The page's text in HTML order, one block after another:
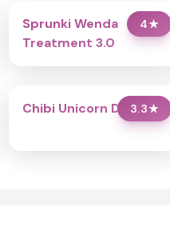
4★
Sprunki Wenda
Treatment 3.0
3.3★
Chibi Unicorn Dress Up